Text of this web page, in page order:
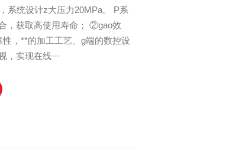
系统设计z大压力20MPa。 P系
，获取高使用寿命； ②gao效
，**的加工工艺、g端的数控设
实现在线···